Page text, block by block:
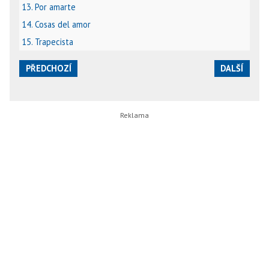
13. Por amarte
14. Cosas del amor
15. Trapecista
PŘEDCHOZÍ DALŠÍ